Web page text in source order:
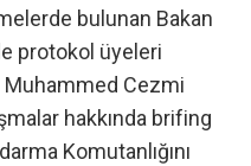
bulunan Bakan
protokol üyeleri
Muhammed Cezmi
hakkında brifing
Komutanlığını